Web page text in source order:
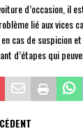
d’occasion, il
lié aux vices
cas de suspicion
d’étapes qui